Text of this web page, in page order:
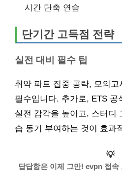
시간 단축 연습
단기간 고득점 전략
실전 대비 필수 팁
취약 파트 집중 공략, 모의
필수입니다. 추가로, ETS 공
실전 감각을 높이고, 스터디
습 동기 부여하는 것이 효과
💡
답답함은 이제 그만! evpn 접속